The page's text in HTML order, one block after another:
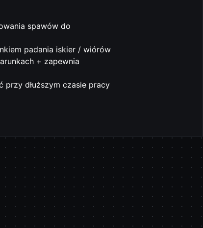
spawów do
padania iskier / wiórów
+ zapewnia
przy dłuższym czasie pracy